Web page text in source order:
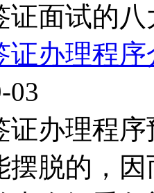
证面试的
证办理程序
03
证办理程
摆脱的，